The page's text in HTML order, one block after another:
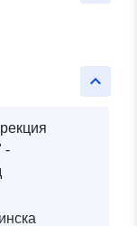
keyboard_arrow_up
-